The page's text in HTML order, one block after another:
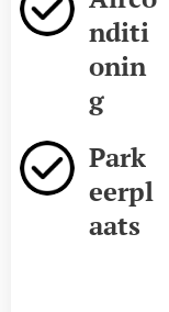
nditi
onin
g
Park
eerpl
aats